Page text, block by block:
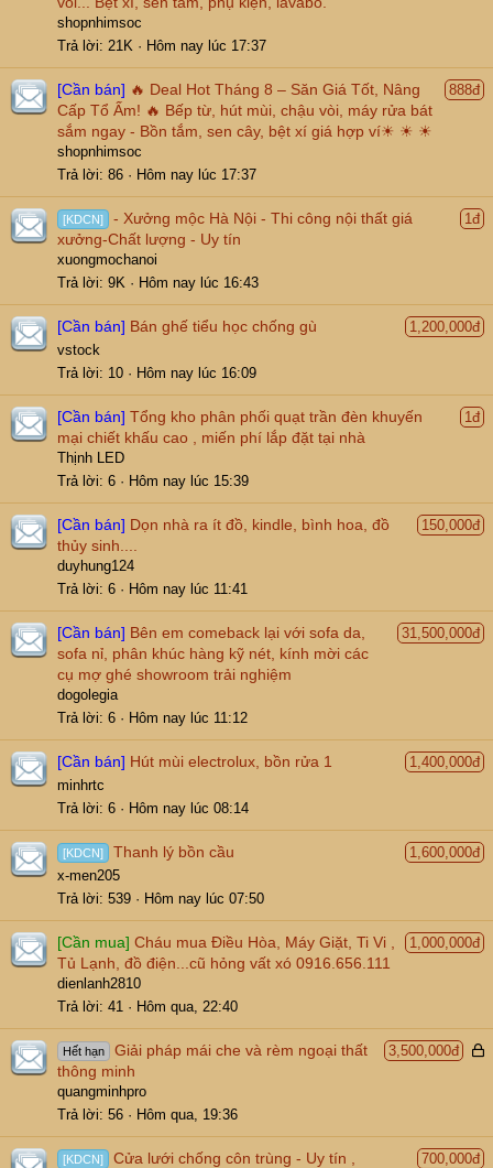
shopnhimsoc
Trả lời
21K Hôm nay lúc 17:37
888đ
[Cần bán] 🔥 Deal Hot Tháng 8 – Săn Giá Tốt, Nâng
Cấp Tổ Ấm! 🔥 Bếp từ, hút mùi, chậu vòi, máy rửa bát
sắm ngay - Bồn tắm, sen cây, bệt xí giá hợp ví☀ ☀ ☀
shopnhimsoc
Trả lời 86 Hôm nay lúc 17:37
1đ
[KDCN]
- Xưởng mộc Hà Nội - Thi công nội thất giá
xưởng-Chất lượng - Uy tín
xuongmochanoi
Trả lời 9K Hôm nay lúc 16:43
1,200,000đ
[Cần bán] Bán ghế tiểu học chống gù
vstock
Trả lời
10 Hôm nay lúc 16:09
1đ
[Cần bán] Tổng kho phân phối quạt trần đèn khuyến
mại chiết khấu cao , miến phí lắp đặt tại nhà
Thịnh LED
Trả lời 6 Hôm nay lúc 15:39
150,000đ
[Cần bán] Dọn nhà ra ít đồ, kindle, bình hoa, đồ
thủy sinh....
duyhung124
Trả lời 6 Hôm nay lúc 11:41
31,500,000đ
[Cần bán] Bên em comeback lại với sofa da,
sofa nỉ, phân khúc hàng kỹ nét, kính mời các
cụ mợ ghé showroom trải nghiệm
dogolegia
Trả lời 6 Hôm nay lúc 11:12
1,400,000đ
[Cần bán] Hút mùi electrolux, bồn rửa 1
minhrtc
Trả lời 6 Hôm nay lúc 08:14
1,600,000đ
[KDCN] Thanh lý bồn cầu
x-men205
Trả lời 539 Hôm nay lúc 07:50
1,000,000đ
[Cần mua] Cháu mua Điều Hòa, Máy Giặt, Ti Vi ,
Tủ Lạnh, đồ điện...cũ hỏng vất xó 0916.656.111
dienlanh2810
Trả lời 41 Hôm qua, 22:40
3,500,000đ
Đ
ó
a
Hết hạn
Giải pháp mái che và rèm ngoại thất
thông minh
quangminhpro
Trả lời 56 Hôm qua, 19:36
700,000đ
[KDCN]
Cửa lưới chống côn trùng - Uy tín ,